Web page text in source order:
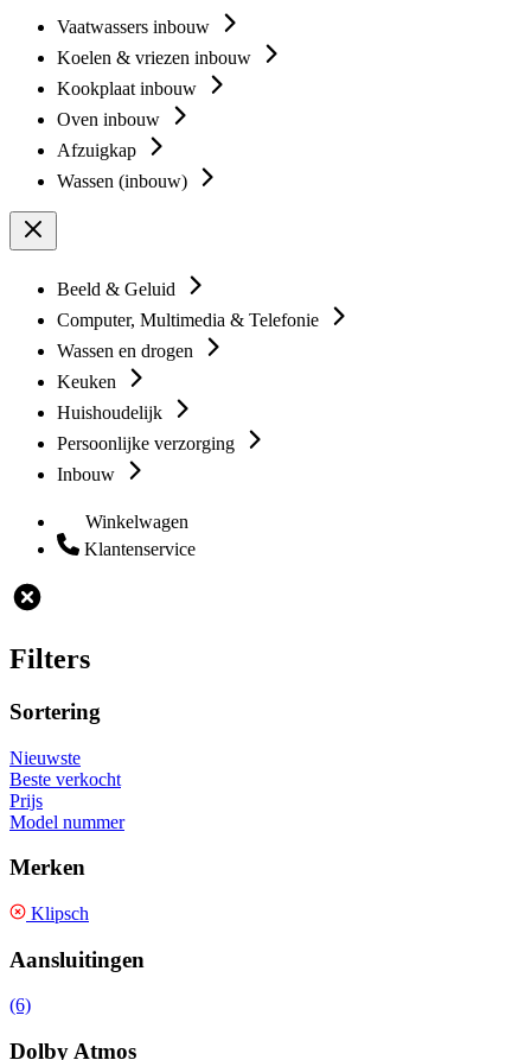
Vaatwassers inbouw
Koelen & vriezen inbouw
Kookplaat inbouw
Oven inbouw
Afzuigkap
Wassen (inbouw)
Beeld & Geluid
Computer, Multimedia & Telefonie
Wassen en drogen
Keuken
Huishoudelijk
Persoonlijke verzorging
Inbouw
Winkelwagen
Klantenservice
Filters
Sortering
Nieuwste
Beste verkocht
Prijs
Model nummer
Merken
Klipsch
Aansluitingen
(6)
Dolby Atmos